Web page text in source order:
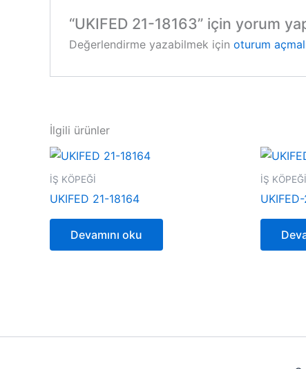
“UKIFED 21-18163” için yorum
Değerlendirme yazabilmek için oturum
İlgili ürünler
İŞ KÖPEĞİ
UKIFED 21-18164
Devamını oku
İŞ KÖPEĞİ